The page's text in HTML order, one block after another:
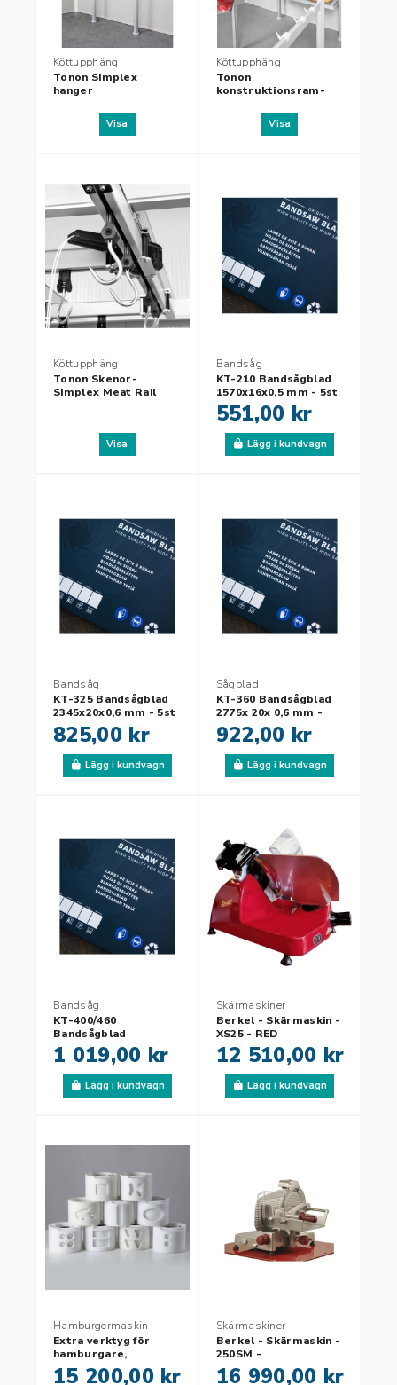
Köttupphäng
Tonon Simplex
hanger
Visa
Köttupphäng
Tonon
konstruktionsram-
Visa
Köttupphäng
Tonon Skenor-
Simplex Meat Rail
Visa
Bandsåg
KT-210 Bandsågblad
1570x16x0,5 mm - 5st
551,00 kr
Lägg i kundvagn
Bandsåg
KT-325 Bandsågblad
2345x20x0,6 mm - 5st
825,00 kr
Lägg i kundvagn
Sågblad
KT-360 Bandsågblad
2775x 20x 0,6 mm -
5st
922,00 kr
Lägg i kundvagn
Bandsåg
KT-400/460
Bandsågblad
3135x20x0,6 mm - 5st
1 019,00 kr
Lägg i kundvagn
Skärmaskiner
Berkel - Skärmaskin -
XS25 - RED
12 510,00 kr
Lägg i kundvagn
Hamburgermaskin
Extra verktyg för
hamburgare,
köttbullar mm
15 200,00 kr
Skärmaskiner
Berkel - Skärmaskin -
250SM -
Halvautomatisk
16 990,00 kr